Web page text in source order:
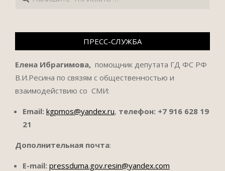
ПРЕСС-СЛУЖБА
Елена Ибрагимова, помощник депутата ГД ФС РФ
В.И.Ресина по связям с общественностью и
взаимодействию со СМИ:
Email: kgpmos@yandex.ru, телефон: +7 916 628 19
21
Дополнительная почта:
E-mail: pressduma.gov.resin@yandex.com